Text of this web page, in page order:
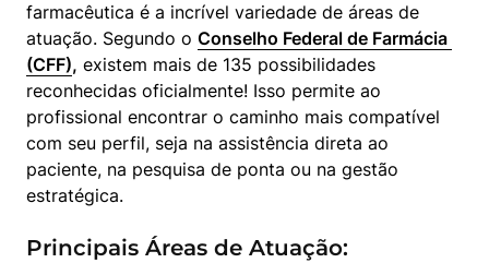
farmacêutica é a incrível variedade de áreas de
atuação. Segundo o Conselho Federal de Farmácia
(CFF), existem mais de 135 possibilidades
reconhecidas oficialmente! Isso permite ao
profissional encontrar o caminho mais compatível
com seu perfil, seja na assistência direta ao
paciente, na pesquisa de ponta ou na gestão
estratégica.
Principais Áreas de Atuação: